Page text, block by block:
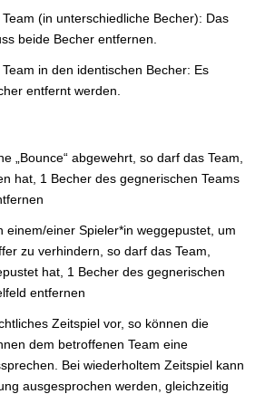
(in unterschiedliche Becher): Das
beide Becher entfernen.
in den identischen Becher: Es
entfernt werden.
„Bounce“ abgewehrt, so darf das Team,
hat, 1 Becher des gegnerischen Teams
einem/einer Spieler*in weggepustet, um
zu verhindern, so darf das Team,
hat, 1 Becher des gegnerischen
entfernen
Zeitspiel vor, so können die
dem betroffenen Team eine
Bei wiederholtem Zeitspiel kann
ausgesprochen werden, gleichzeitig